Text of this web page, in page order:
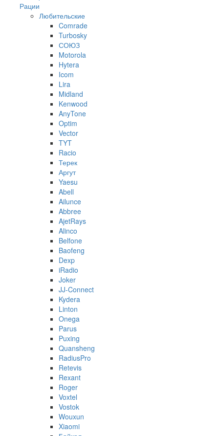
Рации
Любительские
Comrade
Turbosky
СОЮЗ
Motorola
Hytera
Icom
Lira
Midland
Kenwood
AnyTone
Optim
Vector
TYT
Racio
Терек
Аргут
Yaesu
Abell
Ailunce
Abbree
AjetRays
Alinco
Belfone
Baofeng
Dexp
iRadio
Joker
JJ-Connect
Kydera
Linton
Onega
Parus
Puxing
Quansheng
RadiusPro
Retevis
Rexant
Roger
Voxtel
Vostok
Wouxun
Xiaomi